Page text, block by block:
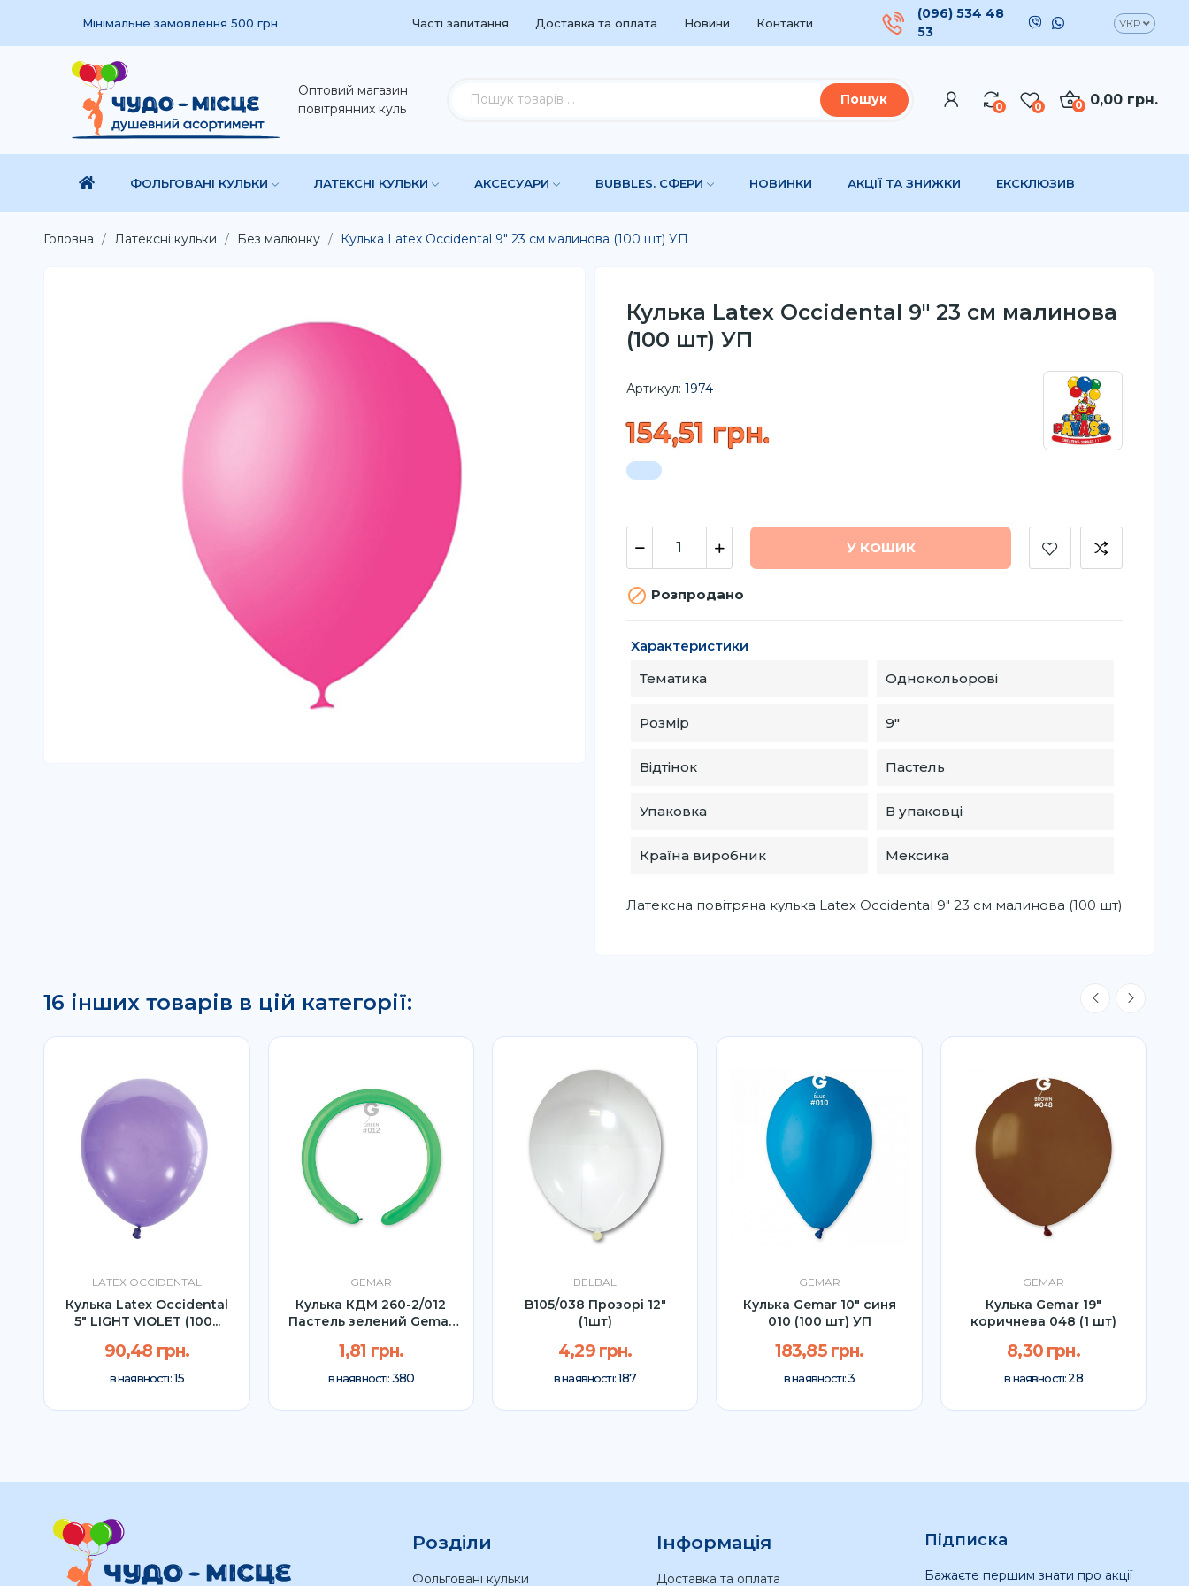
Мінімальне замовлення 500 грн Часті запитання Доставка та оплата Новини Контакти
(096) 534 48
53
УКР
Оптовий магазин
повітрянних куль
Пошук 0 0 0,00 грн.
0
ФОЛЬГОВАНІ КУЛЬКИ ЛАТЕКСНІ КУЛЬКИ АКСЕСУАРИ BUBBLES. СФЕРИ НОВИНКИ АКЦІЇ ТА ЗНИЖКИ ЕКСКЛЮЗИВ
Головна Латексні кульки Без малюнку Кулька Latex Occidental 9" 23 см малинова (100 шт) УП
Кулька Latex Occidental 9" 23 см малинова
(100 шт) УП
Артикул: 1974
154,51 грн.
У КОШИК
 Розпродано
Характеристики
Тематика
Однокольорові
Розмір 9″
Відтінок Пастель
Упаковка В упаковці
Країна виробник Мексика
Латексна повітряна кулька Latex Occidental 9" 23 см малинова (100 шт)
16 інших товарів в цій категорії:
LATEX OCCIDENTAL
Кулька Latex Occidental
5" LIGHT VIOLET (100...
90,48 грн.
в наявності:15
GEMAR
Кулька КДМ 260-2/012
Пастель зелений Gemar
1,81 грн.
в наявності: 380
BELBAL
B105/038 Прозорі 12"
(1шт)
4,29 грн.
в наявності:187
GEMAR
Кулька Gemar 10" синя
010 (100 шт) УП
183,85 грн.
в наявності:3
GEMAR
Кулька Gemar 19″
коричнева 048 (1 шт)
8,30 грн.
в наявності:28
Розділи
Фольговані кульки
Інформація
Доставка та оплата
Підписка
Бажаєте першим знати про акції